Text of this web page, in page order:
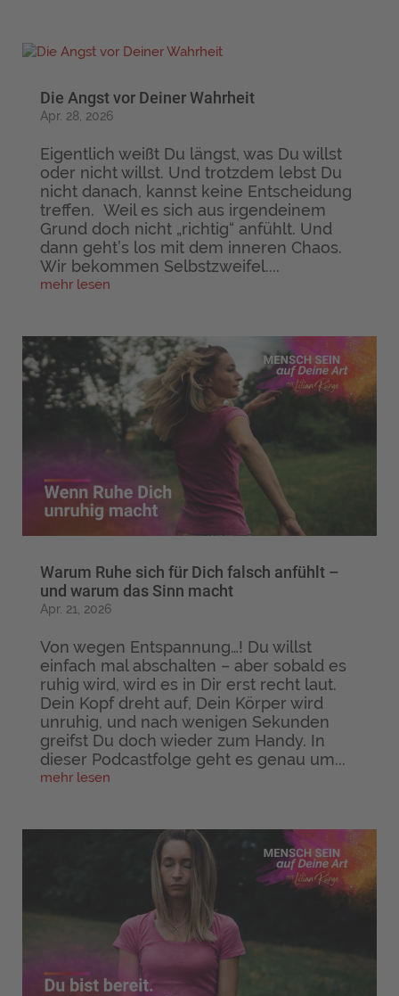
Die Angst vor Deiner Wahrheit
Apr. 28, 2026
Eigentlich weißt Du längst, was Du willst
oder nicht willst. Und trotzdem lebst Du
nicht danach, kannst keine Entscheidung
treffen. Weil es sich aus irgendeinem
Grund doch nicht „richtig“ anfühlt. Und
dann geht’s los mit dem inneren Chaos.
Wir bekommen Selbstzweifel....
mehr lesen
Warum Ruhe sich für Dich falsch anfühlt –
und warum das Sinn macht
Apr. 21, 2026
Von wegen Entspannung…! Du willst
einfach mal abschalten – aber sobald es
ruhig wird, wird es in Dir erst recht laut.
Dein Kopf dreht auf, Dein Körper wird
unruhig, und nach wenigen Sekunden
greifst Du doch wieder zum Handy. In
dieser Podcastfolge geht es genau um...
mehr lesen